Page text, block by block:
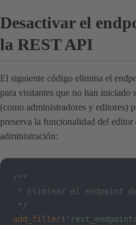
Desactivar el
la REST API
El siguiente código elimina el
para visitantes que no han iniciado
(como administradores y editores)
preserva la funcionalidad del
administración:
/**
* Eliminar el endpoint
*/
add_filter(